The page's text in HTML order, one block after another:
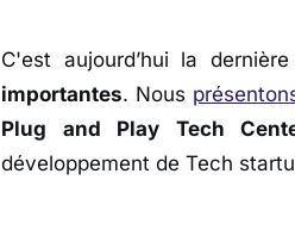
C'est aujourd’hui la
importantes. Nous
Plug and Play Tech
développement de Tech